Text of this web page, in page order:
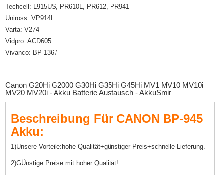
Techcell: L915US, PR610L, PR612, PR941
Uniross: VP914L
Varta: V274
Vidpro: ACD605
Vivanco: BP-1367
Canon G20Hi G2000 G30Hi G35Hi G45Hi MV1 MV10 MV10i
MV20 MV20i - Akku Batterie Austausch - AkkuSmir
Beschreibung Für CANON BP-945
Akku:
1)Unsere Vorteile:hohe Qualität+günstiger Preis+schnelle Lieferung.
2)GÜnstige Preise mit hoher Qualität!